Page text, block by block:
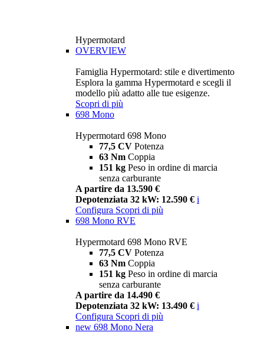
Hypermotard
OVERVIEW
Famiglia Hypermotard: stile e divertimento
Esplora la gamma Hypermotard e scegli il
modello più adatto alle tue esigenze.
Scopri di più
698 Mono
Hypermotard 698 Mono
77,5 CV Potenza
63 Nm Coppia
151 kg Peso in ordine di marcia
senza carburante
A partire da 13.590 €
Depotenziata 32 kW: 12.590 € i
Configura Scopri di più
698 Mono RVE
Hypermotard 698 Mono RVE
77,5 CV Potenza
63 Nm Coppia
151 kg Peso in ordine di marcia
senza carburante
A partire da 14.490 €
Depotenziata 32 kW: 13.490 € i
Configura Scopri di più
new 698 Mono Nera